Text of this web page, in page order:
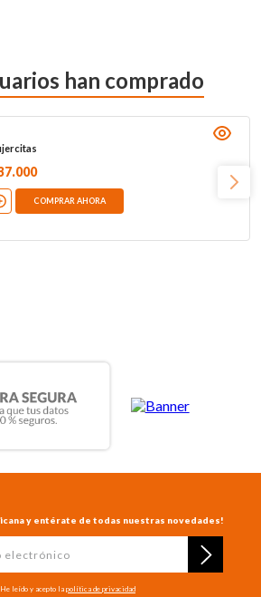
han comprado
.000
COMPRAR AHORA
y entérate de todas nuestras novedades!
He leído y acepto la política de privacidad